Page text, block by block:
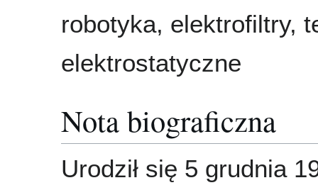
robotyka, elektrofiltry,
elektrostatyczne
Nota biograficzna
Urodził się 5 grudnia